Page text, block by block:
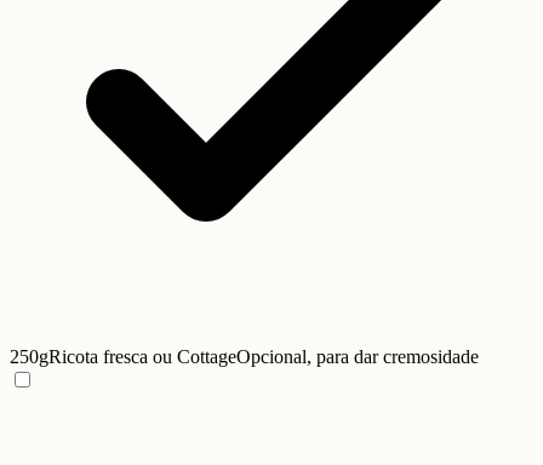
250gRicota fresca ou CottageOpcional, para dar cremosidade